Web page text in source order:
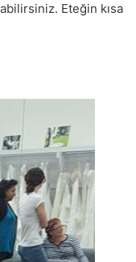
Eteğin kısa